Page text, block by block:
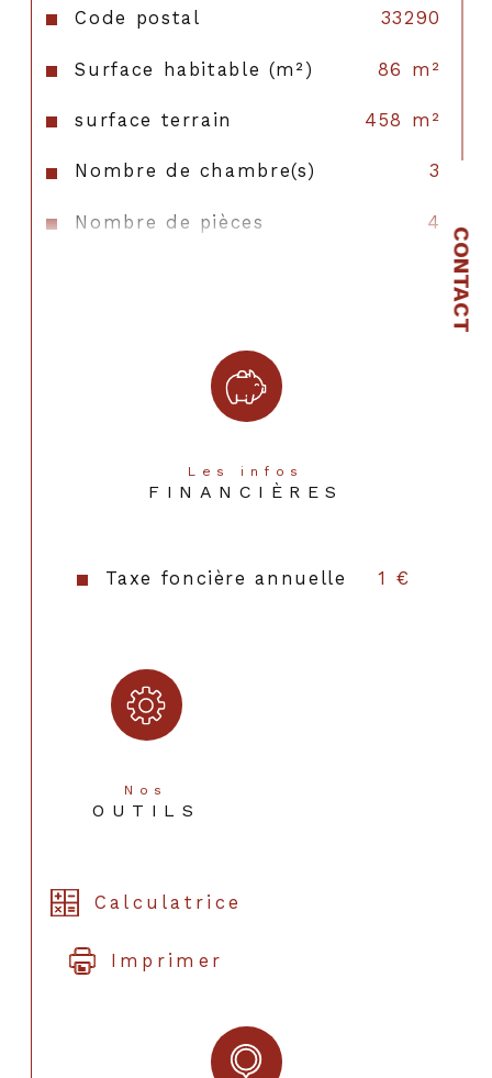
CONTACT
Code postal 33290
Surface habitable (m²) 86 m²
surface terrain 458 m²
Nombre de chambre(s) 3
Nombre de pièces
4
Mode de chauffage
Type de chauffage
Format de chauffage
Année de construction 2019
Les infos
FINANCIÈRES
Taxe foncière annuelle 1 €
Nos
OUTILS
Calculatrice
Imprimer